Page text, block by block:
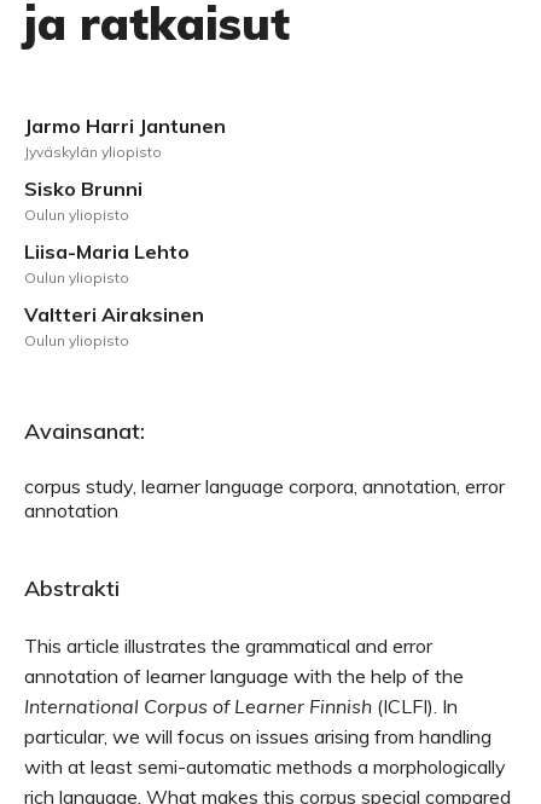
ja ratkaisut
Jarmo Harri Jantunen
Jyväskylän yliopisto
Sisko Brunni
Oulun yliopisto
Liisa-Maria Lehto
Oulun yliopisto
Valtteri Airaksinen
Oulun yliopisto
Avainsanat:
corpus study, learner language corpora, annotation, error
annotation
Abstrakti
This article illustrates the grammatical and error
annotation of learner language with the help of the
International Corpus of Learner Finnish (ICLFI). In
particular, we will focus on issues arising from handling
with at least semi-automatic methods a morphologically
rich language. What makes this corpus special compared